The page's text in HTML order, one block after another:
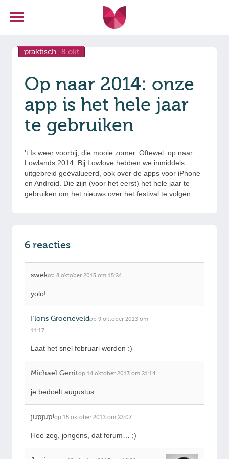
praktisch 8 okt
Op naar 2014: onze
app is het hele jaar
te gebruiken
’t Is weer voorbij, die mooie zomer. Oftewel: op naar
Lowlands 2014. Bij Lowlove hebben we inmiddels
uitgebreid geëvalueerd, ook over de apps voor iPhone
en Android. Die zijn (voor het eerst) het hele jaar te
gebruiken om het nieuws over het festival te volgen.
6 reacties
swekop 8 oktober 2013 om 15:24
yolo!
Floris Groeneveldop 9 oktober 2013 om
11:17
Laat het snel februari worden :)
Michael Gerritop 14 oktober 2013 om 21:14
je bedoelt augustus
jupjup!op 15 oktober 2013 om 23:07
Hee zeg, jongens, dat forum… ;)